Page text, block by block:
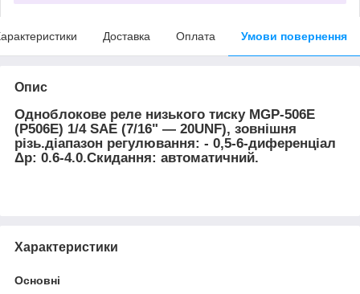
Доставка Оплата Умови повернення
Опис
Одноблокове реле низького тиску MGP-506E
(P506E) 1/4 SAE (7/16" — 20UNF), зовнішня
різь.діапазон регулювання: - 0,5-6-диференціал
Δp: 0.6-4.0.Скидання: автоматичний.
Характеристики
Основні